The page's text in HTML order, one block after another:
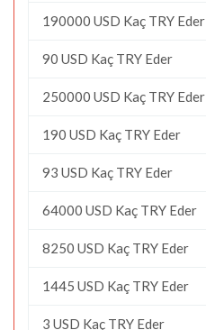
190000 USD Kaç TRY Eder
90 USD Kaç TRY Eder
250000 USD Kaç TRY Eder
190 USD Kaç TRY Eder
93 USD Kaç TRY Eder
64000 USD Kaç TRY Eder
8250 USD Kaç TRY Eder
1445 USD Kaç TRY Eder
3 USD Kaç TRY Eder